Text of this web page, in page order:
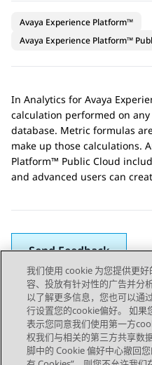
Avaya Experience Platform™
Avaya Experience Platform™
In Analytics for Avaya
calculation performed on
database. Metric formulas
make up those calculations.
Platform™ Public Cloud
and advanced users can
Send Feedback
Topic navigation
上一主题
我们使用 cookie 为您提供更
容、投放有针对性的广告并分
以了解更多信息，您也可以通
行设置您的cookie偏好。 如果
表示您同意我们使用第一方
权我们与相关的第三方共享数
脚中的 Cookie 偏好中心撤回